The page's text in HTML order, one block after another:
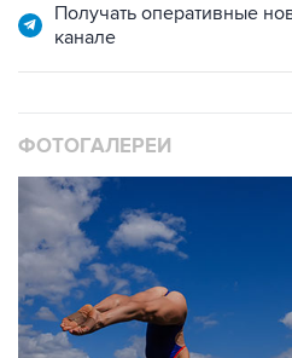
Получать оперативные
канале
ФОТОГАЛЕРЕИ